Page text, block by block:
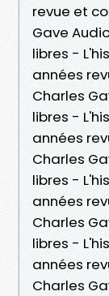
revue et
Gave
libres -
années
Charles
libres -
années
Charles
libres -
années
Charles
libres -
années
Charles